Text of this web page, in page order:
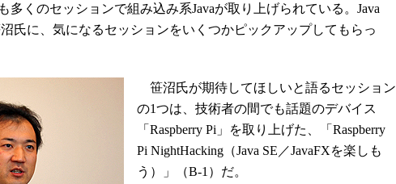
くのセッションで組み込み系Javaが取り上げられている。Java
沼氏に、気になるセッションをいくつかピックアップしてもらっ
笹沼氏が期待してほしいと語るセッション
の1つは、技術者の間でも話題のデバイス
「Raspberry Pi」を取り上げた、「Raspberry
Pi NightHacking（Java SE／JavaFXを楽しも
う）」（B-1）だ。